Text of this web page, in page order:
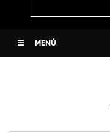
MENÚ